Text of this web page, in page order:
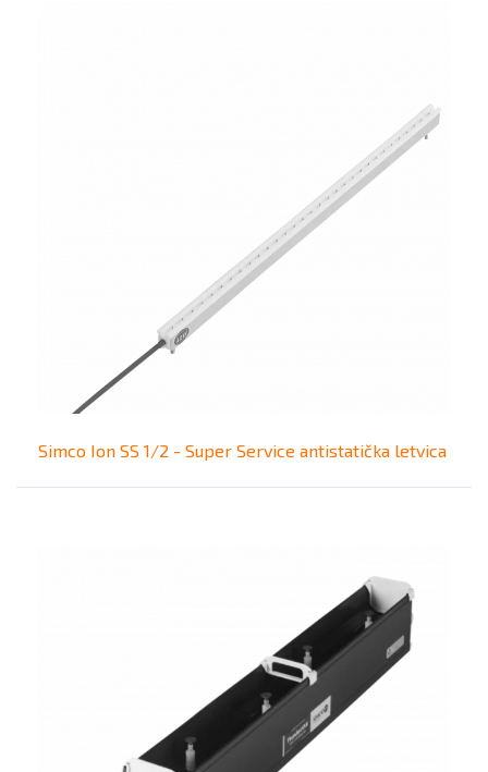
Simco Ion SS 1/2 - Super Service antistatička letvica